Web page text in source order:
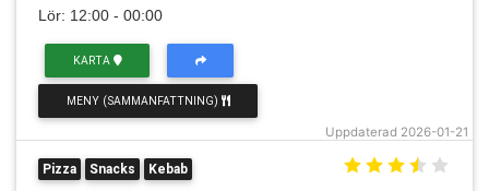
Lör: 12:00 - 00:00
Uppdaterad 2026-01-21
KARTA
MENY (SAMMANFATTNING)
Pizza Snacks Kebab